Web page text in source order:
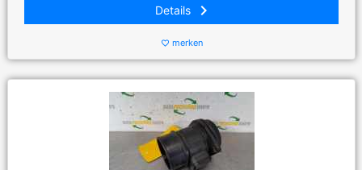
Details keyboard_arrow_right
favorite_border merken